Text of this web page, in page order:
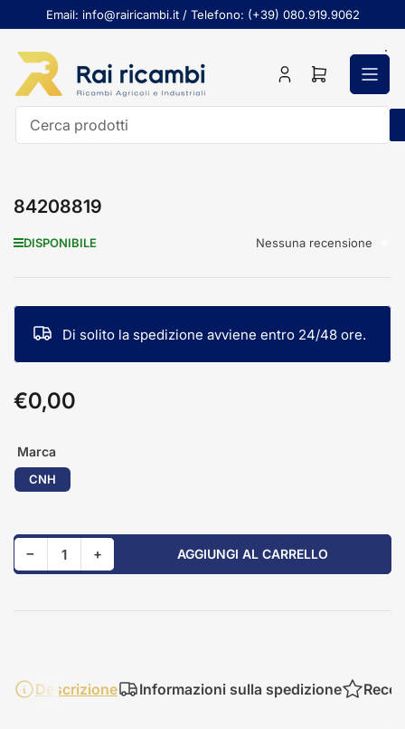
al
contenuto
Email: info@rairicambi.it / Telefono: (+39) 080.919.9062
AccediApri
84208819
DISPONIBILE Nessuna recensione
Di solito la spedizione avviene entro 24/48 ore.
Prezzo
standard
€0,00
Marca
CNH
−Riduci quantità per 84208819
Quantità +Aumenta quantità per 84208819 AGGIUNGI AL CARRELLO
Descrizione Informazioni sulla spedizione